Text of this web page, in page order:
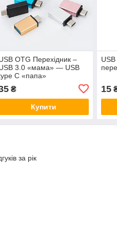
OTG Перехідник –
3.0 «мама» — USB
C «папа»
₴
Купити
15
за рік